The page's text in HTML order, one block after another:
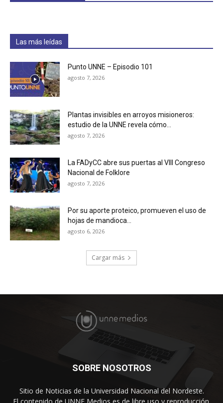
Las más leídas
Punto UNNE – Episodio 101
agosto 7, 2026
Plantas invisibles en arroyos misioneros:
estudio de la UNNE revela cómo...
agosto 7, 2026
La FADyCC abre sus puertas al VIII Congreso
Nacional de Folklore
agosto 7, 2026
Por su aporte proteico, promueven el uso de
hojas de mandioca...
agosto 6, 2026
Cargar más
SOBRE NOSOTROS
Sitio de Noticias de la Universidad Nacional del Nordeste.